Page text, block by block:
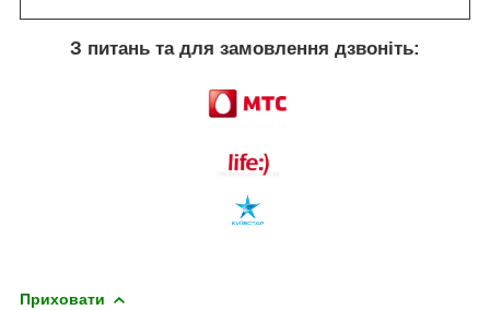
З питань та для замовлення дзвоніть:
Приховати